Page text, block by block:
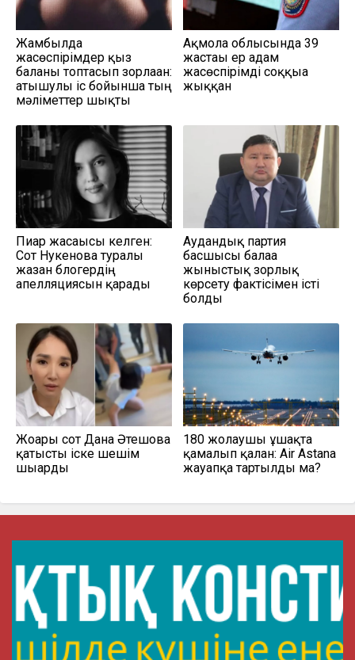
Жамбылда
жасөспірімдер қыз
баланы топтасып зорлаған:
атышулы іс бойынша тың
мәліметтер шықты
Ақмола облысында 39
жастағы ер адам
жасөспірімді соққыға
жыққан
Пиар жасағысы келген:
Сот Нукенова туралы
жазған блогердің
апелляциясын қарады
Аудандық партия
басшысы балаға
жыныстық зорлық
көрсету фактісімен істі
болды
Жоғарғы сот Дана Әтешова
қатысты іске шешім
шығарды
180 жолаушы ұшақта
қамалып қалған: Air Astana
жауапқа тартылды ма?